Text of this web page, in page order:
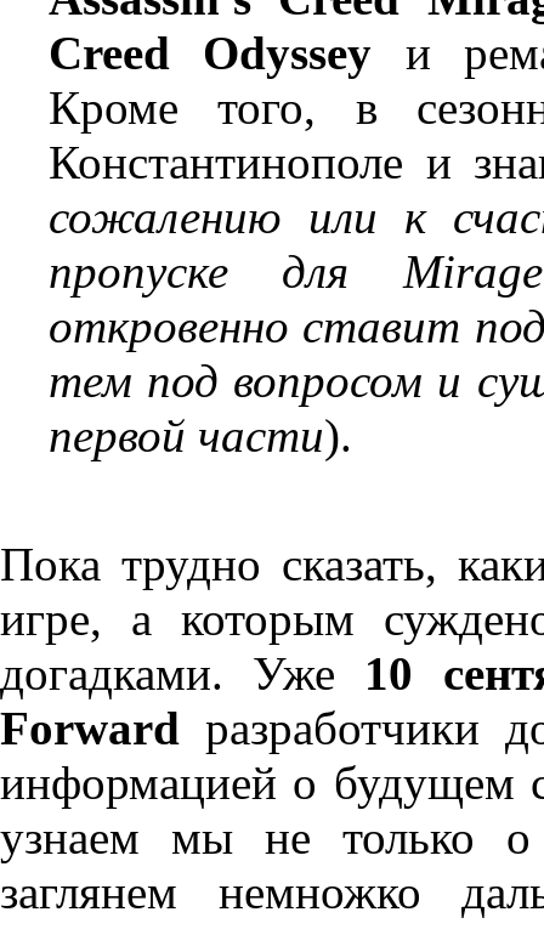
Creed Odyssey и
Кроме того, в
Константинополе и
сожалению или к
пропуске для
откровенно ставит
тем под вопросом и
первой части).
Пока трудно сказать,
игре, а которым
догадками. Уже 10
Forward разработчики
информацией о будущем
узнаем мы не только
заглянем немножко